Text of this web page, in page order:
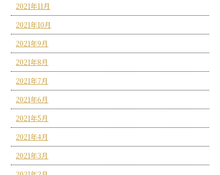
2021年11月
2021年10月
2021年9月
2021年8月
2021年7月
2021年6月
2021年5月
2021年4月
2021年3月